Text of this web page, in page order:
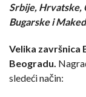
Srbije, Hrvatske,
Bugarske i
Velika završnica
Beogradu.
sledeći način: